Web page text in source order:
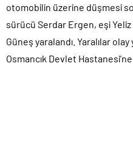
otomobilin üzerine düşmesi
sürücü Serdar Ergen, eşi Yeliz
Güneş yaralandı. Yaralılar
Osmancık Devlet Hastanesi’ne